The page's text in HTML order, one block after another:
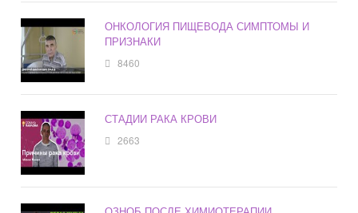
ОНКОЛОГИЯ ПИЩЕВОДА СИМПТОМЫ И
ПРИЗНАКИ
8460
СТАДИИ РАКА КРОВИ
2663